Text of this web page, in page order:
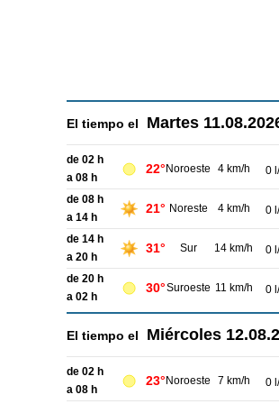
El tiempo el Martes
de 02 h
a 08 h
22° Noroeste 4 km/h 0
de 08 h
a 14 h
21° Noreste 4 km/h 0
de 14 h
a 20 h
31° Sur 14 km/h 0
de 20 h
a 02 h
30°Suroeste 11 km/h 0
El tiempo el Miércoles
de 02 h
a 08 h
23° Noroeste 7 km/h 0